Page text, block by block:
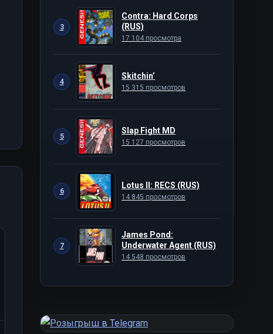
3
Contra: Hard Corps
(RUS)
17 104 просмотра
4
Skitchin’
15 315 просмотров
5
Slap Fight MD
15 127 просмотров
6
Lotus II: RECS (RUS)
14 845 просмотров
7
James Pond:
Underwater Agent (RUS)
14 548 просмотров